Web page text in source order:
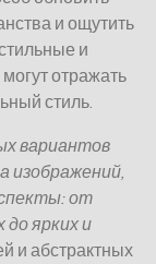
и ощутить
и
отражать
стиль.
вариантов
изображений,
от
ярких и
и абстрактных